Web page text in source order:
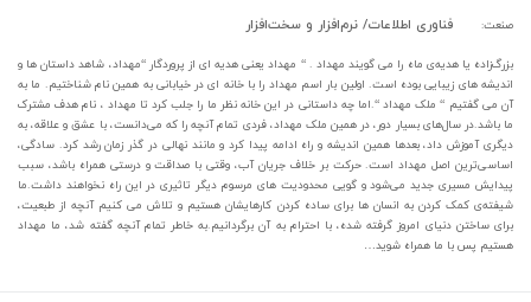
صنعت: فناوری اطلاعات/ نرم‌افزار و سخت‌افزار
بزرگ‌زاده یا هدیه‌ی ماه را می گویند مهداد . “ مهداد یعنی هدیه ای از پروردگار “مهداد، شاهد داستان ها و
اندیشه های زیبایی بوده است. اولین بار اسم مهداد را با خانه ای در خیابانی به همین نام شناختیم. ما به
آن می گفتیم “ ملک مهداد “.اما چه داستانی در این خانه نظر ما را جلب کرد تا مهداد ، نام هدف مشترک
ما باشد.در سال‌های بسیار دور، در همین ملک مهداد، فردی تمام آنچه را که می‌دانست، با عشق و علاقه، به
دیگری آموزش داد، بعدها همین اندیشه و راه ادامه پیدا کرد و مانند نهالی در گذر زمان رشد کرد. سادگی،
اساسی‌ترین اصل مهداد است. حرکت بر خلاف جریان آب، وقتی با صداقت و درستی همراه باشد، سبب
پیدایش مسیری جدید می‌شود و گویی محدودیت های مرسوم دیگر تاثیری در این راه نخواهند داشت.ما
شیفته‌ی کمک کردن به انسان ها برای ساده کردن کارهایشان هستیم و تلاش می کنیم آنچه از طبعیت،
برای ساختن دنیای امروز گرفته شده، با احترام به آن برگردانیم.به خاطر تمام آنچه گفته شد، ما مهداد
هستیم پس با ما همراه شوید…